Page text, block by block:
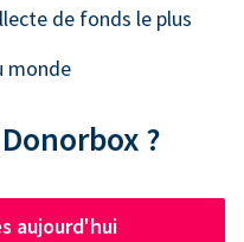
de fonds le plus
monde
?
aujourd'hui